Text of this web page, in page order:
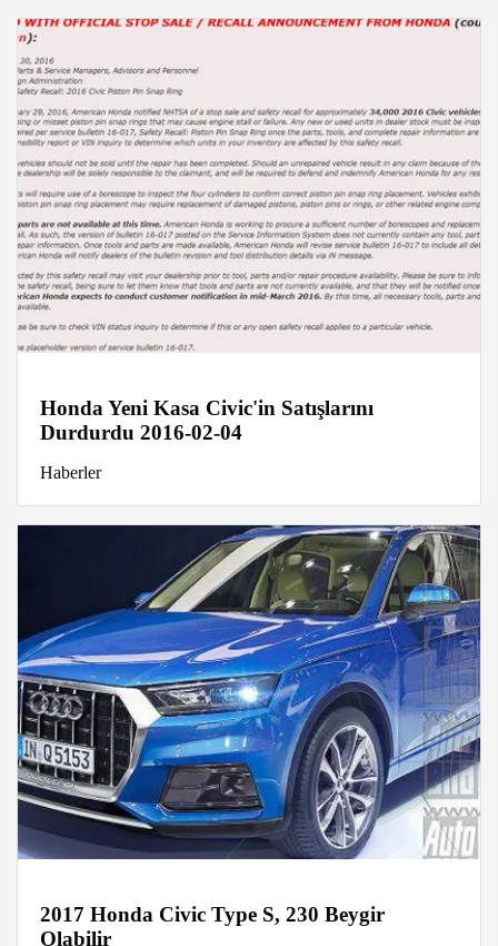
Honda Yeni Kasa Civic'in Satışlarını
Durdurdu 2016-02-04
Haberler
2017 Honda Civic Type S, 230 Beygir
Olabilir